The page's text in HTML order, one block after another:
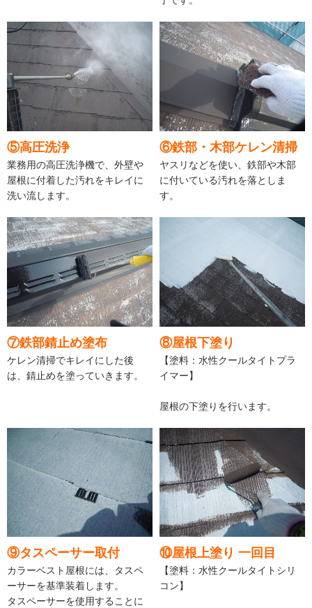
⑤高圧洗浄
業務用の高圧洗浄機で、外壁や
屋根に付着した汚れをキレイに
洗い流します。
⑥鉄部・木部ケレン清掃
ヤスリなどを使い、鉄部や木部
に付いている汚れを落としま
す。
⑦鉄部錆止め塗布
ケレン清掃でキレイにした後
は、錆止めを塗っていきます。
⑧屋根下塗り
【塗料：水性クールタイトプラ
イマー】
屋根の下塗りを行います。
⑨タスペーサー取付
カラーベスト屋根には、タスペ
ーサーを基準装着します。
タスペーサーを使用することに
⑩屋根上塗り 一回目
【塗料：水性クールタイトシリ
コン】